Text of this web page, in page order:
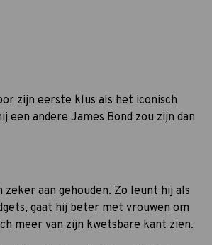
zijn eerste klus als het iconisch
een andere James Bond zou zijn dan
aan gehouden. Zo leunt hij als
gaat hij beter met vrouwen om
meer van zijn kwetsbare kant zien.